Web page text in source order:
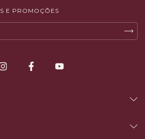
E PROMOÇÕES